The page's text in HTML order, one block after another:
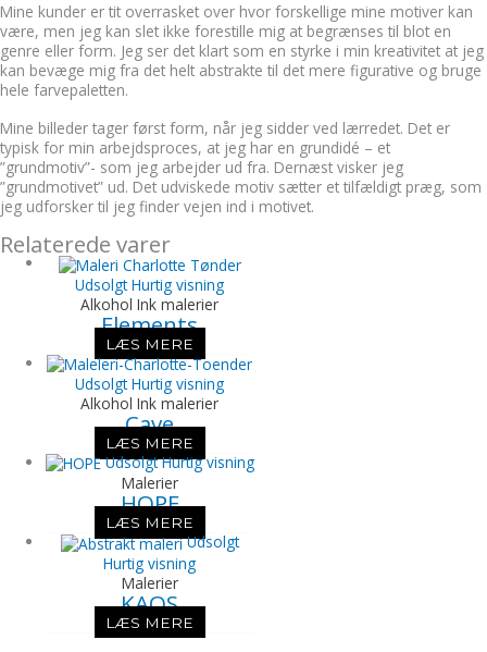
Mine kunder er tit overrasket over hvor forskellige mine motiver kan
være, men jeg kan slet ikke forestille mig at begrænses til blot en
genre eller form. Jeg ser det klart som en styrke i min kreativitet at jeg
kan bevæge mig fra det helt abstrakte til det mere figurative og bruge
hele farvepaletten.
Mine billeder tager først form, når jeg sidder ved lærredet. Det er
typisk for min arbejdsproces, at jeg har en grundidé – et
”grundmotiv”- som jeg arbejder ud fra. Dernæst visker jeg
”grundmotivet” ud. Det udviskede motiv sætter et tilfældigt præg, som
jeg udforsker til jeg finder vejen ind i motivet.
Relaterede varer
Udsolgt Hurtig visning
Alkohol Ink malerier
Elements
LÆS MERE
Udsolgt Hurtig visning
Alkohol Ink malerier
Cave
LÆS MERE
Udsolgt Hurtig visning
Malerier
HOPE
LÆS MERE
Udsolgt
Hurtig visning
Malerier
KAOS
LÆS MERE